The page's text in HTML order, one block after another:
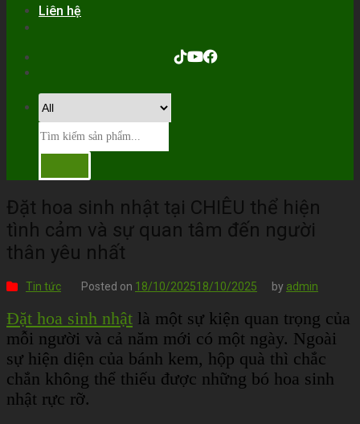
Liên hệ
Đặt hoa sinh nhật tại CHIÊU thể hiện
tình cảm và sự quan tâm đến người
thân yêu nhất
Tin tức Posted on 18/10/202518/10/2025 by admin
Đặt hoa sinh nhật là một sự kiện quan trọng của
mỗi người và cả năm mới có một ngày. Ngoài
sự hiện diện của bánh kem, hộp quà thì chắc
chắn không thể thiếu được những bó hoa sinh
nhật rực rỡ.